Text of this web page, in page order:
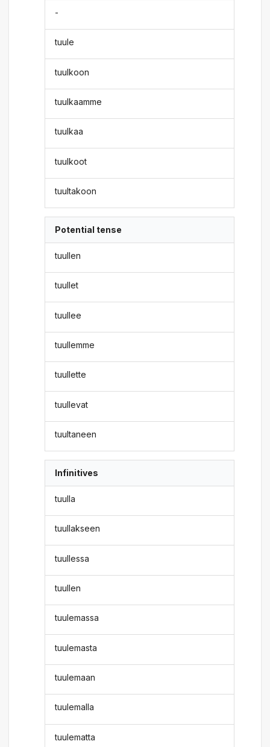
-
tuule
tuulkoon
tuulkaamme
tuulkaa
tuulkoot
tuultakoon
Potential tense
tuullen
tuullet
tuullee
tuullemme
tuullette
tuullevat
tuultaneen
Infinitives
tuulla
tuullakseen
tuullessa
tuullen
tuulemassa
tuulemasta
tuulemaan
tuulemalla
tuulematta